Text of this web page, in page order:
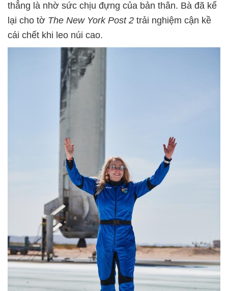
thẳng là nhờ sức chịu đựng của bản thân. Bà đã kể
lại cho tờ The New York Post 2 trải nghiệm cận kề
cái chết khi leo núi cao.